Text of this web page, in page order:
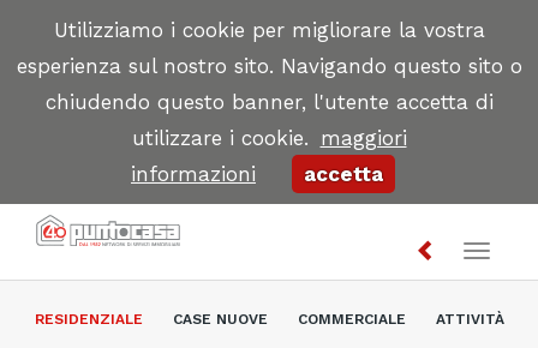
Utilizziamo i cookie per migliorare la vostra
esperienza sul nostro sito. Navigando questo sito o
chiudendo questo banner, l'utente accetta di
utilizzare i cookie. maggiori
informazioni
accetta
Toggle
RESIDENZIALE CASE NUOVE COMMERCIALE ATTIVITÀ